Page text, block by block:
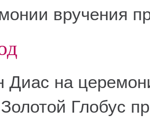
вручения
Диас на
Глобус